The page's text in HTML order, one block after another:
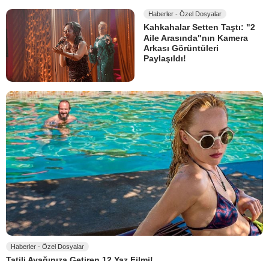
Haberler - Özel Dosyalar
Kahkahalar Setten Taştı: "2
Aile Arasında"nın Kamera
Arkası Görüntüleri
Paylaşıldı!
Haberler - Özel Dosyalar